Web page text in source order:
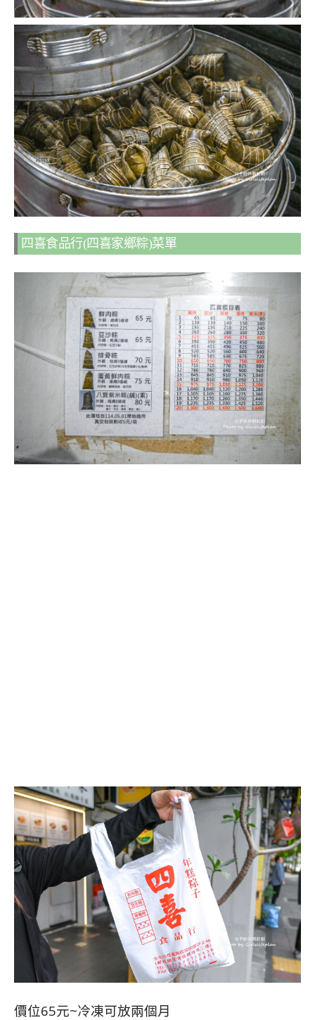
四喜食品行(四喜家鄉粽)菜單
價位65元~冷凍可放兩個月